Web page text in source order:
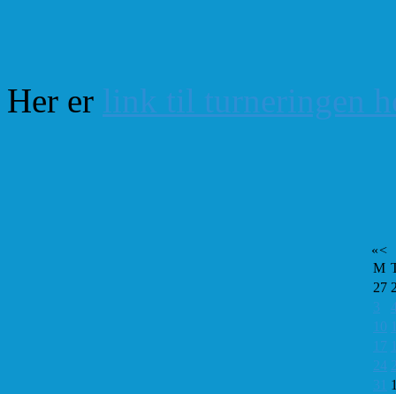
Her er link til turneringen
«<
M
27
3
10
17
24
31